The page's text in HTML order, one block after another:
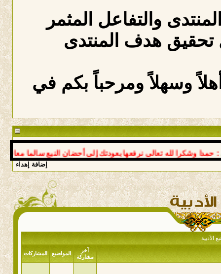
والتفاعل المثمر
هدف المنتدى
وسهلاً ومرحباً بكم في
وشكرا لله تعالى نرفعها بعودتك إلى أحضان النبع سالما معافى
إضافة إهداء
الأدبية
آخر
مشاركة
المواضيع المشاركات